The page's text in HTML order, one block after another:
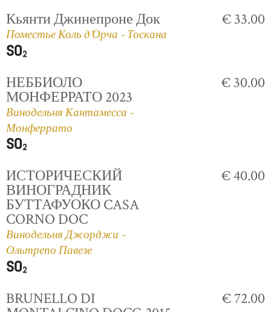
Кьянти Джинепроне Док
Поместье Коль д'Орча - Тоскана
€ 33.00
НЕББИОЛО
МОНФЕРРАТО 2023
Винодельня Кантамесса -
Монферрато
€ 30.00
ИСТОРИЧЕСКИЙ
ВИНОГРАДНИК
БУТТАФУОКО CASA
CORNO DOC
Винодельня Джорджи -
Ольтрепо Павезе
€ 40.00
BRUNELLO DI € 72.00